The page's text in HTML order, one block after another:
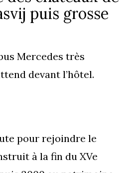
puis grosse
Mercedes très
devant l’hôtel.
pour rejoindre le
à la fin du XVe